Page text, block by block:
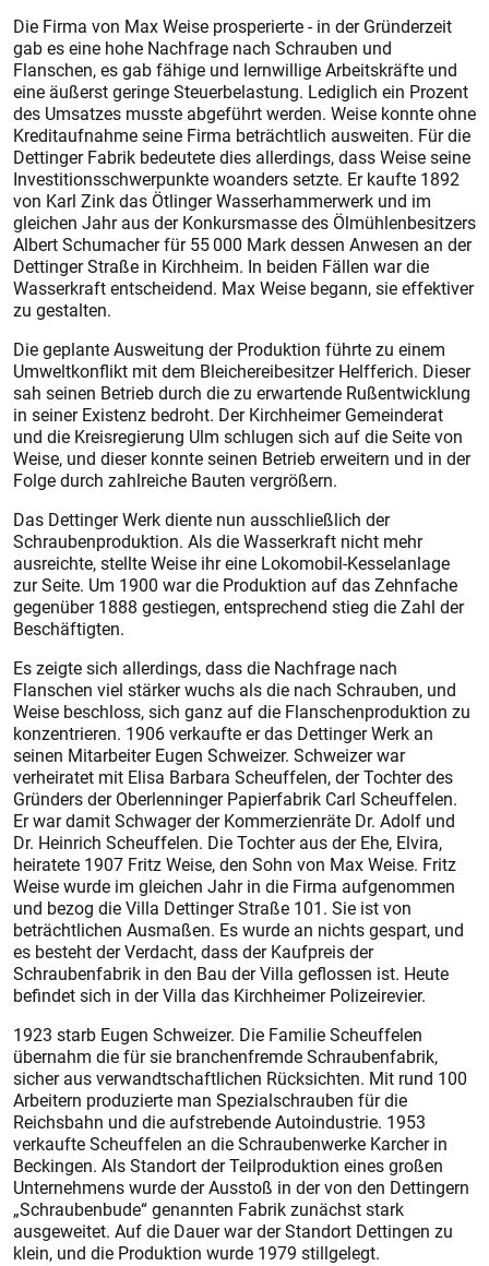
Die Firma von Max Weise prosperierte - in der Gründerzeit
gab es eine hohe Nachfrage nach Schrauben und
Flanschen, es gab fähige und lernwillige Arbeitskräfte und
eine äußerst geringe Steuerbelastung. Lediglich ein Prozent
des Umsatzes musste abgeführt werden. Weise konnte ohne
Kreditaufnahme seine Firma beträchtlich ausweiten. Für die
Dettinger Fabrik bedeutete dies allerdings, dass Weise seine
Investitionsschwerpunkte woanders setzte. Er kaufte 1892
von Karl Zink das Ötlinger Wasserhammerwerk und im
gleichen Jahr aus der Konkursmasse des Ölmühlenbesitzers
Albert Schumacher für 55 000 Mark dessen Anwesen an der
Dettinger Straße in Kirchheim. In beiden Fällen war die
Wasserkraft entscheidend. Max Weise begann, sie effektiver
zu gestalten.
Die geplante Ausweitung der Produktion führte zu einem
Umweltkonflikt mit dem Bleichereibesitzer Helfferich. Dieser
sah seinen Betrieb durch die zu erwartende Rußentwicklung
in seiner Existenz bedroht. Der Kirchheimer Gemeinderat
und die Kreisregierung Ulm schlugen sich auf die Seite von
Weise, und dieser konnte seinen Betrieb erweitern und in der
Folge durch zahlreiche Bauten vergrößern.
Das Dettinger Werk diente nun ausschließlich der
Schraubenproduktion. Als die Wasserkraft nicht mehr
ausreichte, stellte Weise ihr eine Lokomobil-Kesselanlage
zur Seite. Um 1900 war die Produktion auf das Zehnfache
gegenüber 1888 gestiegen, entsprechend stieg die Zahl der
Beschäftigten.
Es zeigte sich allerdings, dass die Nachfrage nach
Flanschen viel stärker wuchs als die nach Schrauben, und
Weise beschloss, sich ganz auf die Flanschenproduktion zu
konzentrieren. 1906 verkaufte er das Dettinger Werk an
seinen Mitarbeiter Eugen Schweizer. Schweizer war
verheiratet mit Elisa Barbara Scheuffelen, der Tochter des
Gründers der Oberlenninger Papierfabrik Carl Scheuffelen.
Er war damit Schwager der Kommerzienräte Dr. Adolf und
Dr. Heinrich Scheuffelen. Die Tochter aus der Ehe, Elvira,
heiratete 1907 Fritz Weise, den Sohn von Max Weise. Fritz
Weise wurde im gleichen Jahr in die Firma aufgenommen
und bezog die Villa Dettinger Straße 101. Sie ist von
beträchtlichen Ausmaßen. Es wurde an nichts gespart, und
es besteht der Verdacht, dass der Kaufpreis der
Schraubenfabrik in den Bau der Villa geflossen ist. Heute
befindet sich in der Villa das Kirchheimer Polizeirevier.
1923 starb Eugen Schweizer. Die Familie Scheuffelen
übernahm die für sie branchenfremde Schraubenfabrik,
sicher aus verwandtschaftlichen Rücksichten. Mit rund 100
Arbeitern produzierte man Spezialschrauben für die
Reichsbahn und die aufstrebende Autoindustrie. 1953
verkaufte Scheuffelen an die Schraubenwerke Karcher in
Beckingen. Als Standort der Teilproduktion eines großen
Unternehmens wurde der Ausstoß in der von den Dettingern
„Schraubenbude“ genannten Fabrik zunächst stark
ausgeweitet. Auf die Dauer war der Standort Dettingen zu
klein, und die Produktion wurde 1979 stillgelegt.